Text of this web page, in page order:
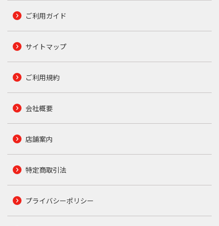
ご利用ガイド
サイトマップ
ご利用規約
会社概要
店舗案内
特定商取引法
プライバシーポリシー